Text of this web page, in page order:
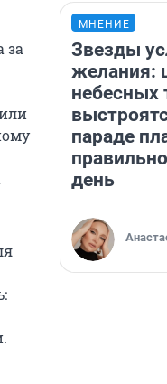
за
МНЕНИЕ
Звезды
желания:
небесных
параде
день